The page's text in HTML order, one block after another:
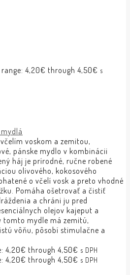
range: 4,20€ through 4,50€ s
voskom a zemitou,
pánske mydlo v kombinácii
háj je prírodné, ručne robené
olivového, kokosového
o včelí vosk a preto vhodné
Pomáha ošetrovať a čistiť
a chráni ju pred
olejov kajeput a
mydle má zemitú,
vôňu, pôsobí stimulačne a
4,20€ through 4,50€ s DPH
4,20€ through 4,50€ s DPH